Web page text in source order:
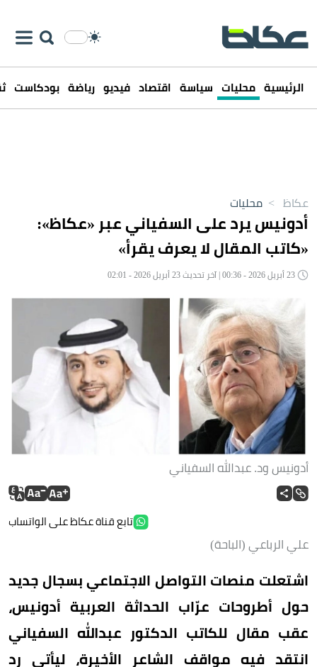
الرئيسية محليات سياسة اقتصاد فيديو رياضة بودكاست
عكاظ > محليات
أدونيس يرد على السفياني عبر «عكاظ»:
«كاتب المقال لا يعرف يقرأ»
أدونيس ود. عبدالله السفياني
تابع قناة عكاظ على الواتساب
علي الرباعي (الباحة)
اشتعلت منصات التواصل الاجتماعي بسجال جديد
حول أطروحات عرّاب الحداثة العربية أدونيس،
عقب مقال للكاتب الدكتور عبدالله السفياني
انتقد فيه مواقف الشاعر الأخيرة، ليأتي رد